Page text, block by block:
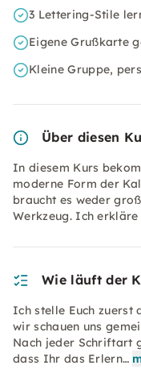
3 Lettering-Stile
Eigene Grußkarte
Kleine Gruppe,
Über diesen
In diesem Kurs
moderne Form der
braucht es weder
Werkzeug. Ich erkläre
Wie läuft der
Ich stelle Euch zuerst
wir schauen uns
Nach jeder Schriftart
dass Ihr das Erlern…